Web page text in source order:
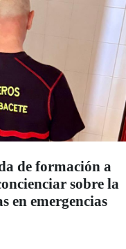
de formación a
sobre la
en emergencias